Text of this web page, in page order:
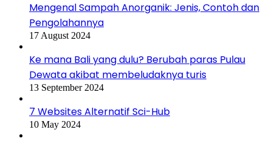
Mengenal Sampah Anorganik: Jenis, Contoh dan
Pengolahannya
17 August 2024
Ke mana Bali yang dulu? Berubah paras Pulau
Dewata akibat membeludaknya turis
13 September 2024
7 Websites Alternatif Sci-Hub
10 May 2024